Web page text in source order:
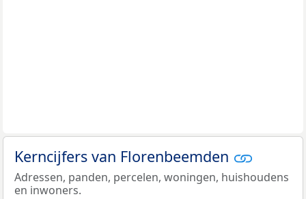
Kerncijfers van Florenbeemden
Adressen, panden, percelen, woningen, huishoudens
en inwoners.